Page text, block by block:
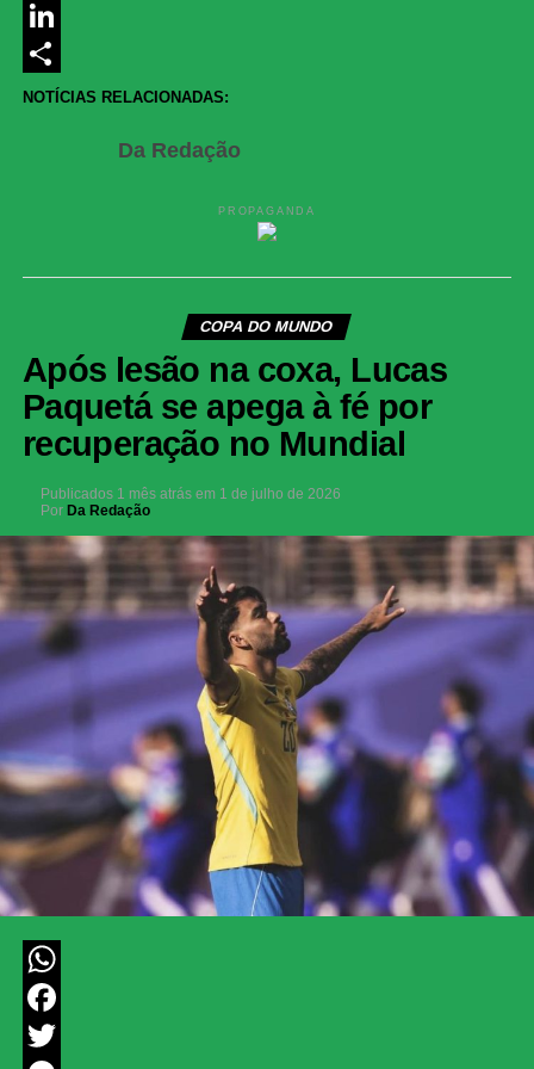
Messenger
LinkedIn
Share
NOTÍCIAS RELACIONADAS:
Da Redação
PROPAGANDA
COPA DO MUNDO
Após lesão na coxa, Lucas
Paquetá se apega à fé por
recuperação no Mundial
Publicados 1 mês atrás em 1 de julho de 2026
Por Da Redação
WhatsApp
Facebook